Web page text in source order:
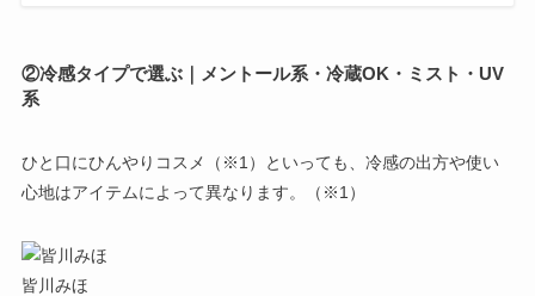
②冷感タイプで選ぶ｜メントール系・冷蔵OK・ミスト・UV
系
ひと口にひんやりコスメ（※1）といっても、冷感の出方や使い
心地はアイテムによって異なります。（※1）
皆川みほ